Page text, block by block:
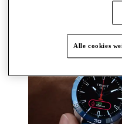
Alle cookies